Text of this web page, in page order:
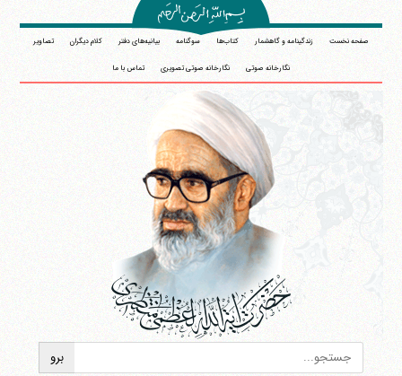
صفحه نخست زندگینامه و گاهشمار کتاب‌ها سوگنامه بیانیه‌های دفتر کلام دیگران تصاویر
نگارخانه صوتی نگارخانه صوتی تصویری تماس با ما